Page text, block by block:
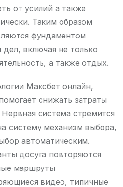
от усилий а также
Таким образом
фундаментом
дел, включая не только
а также отдых.
Максбет онлайн,
снижать затраты
система стремится
систему механизм выбора,
автоматическим.
досуга повторяются
маршруты
видео, типичные